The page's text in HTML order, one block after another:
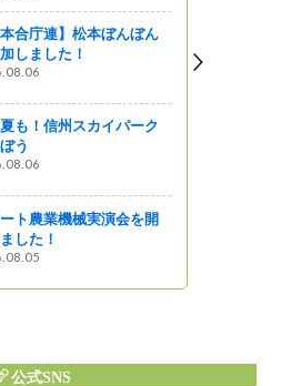
本合庁連】松本ぼんぼん
しました！
も！信州スカイパーク
う
ト農業機械実演会を開
した！
公式SNS